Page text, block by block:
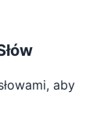
aby